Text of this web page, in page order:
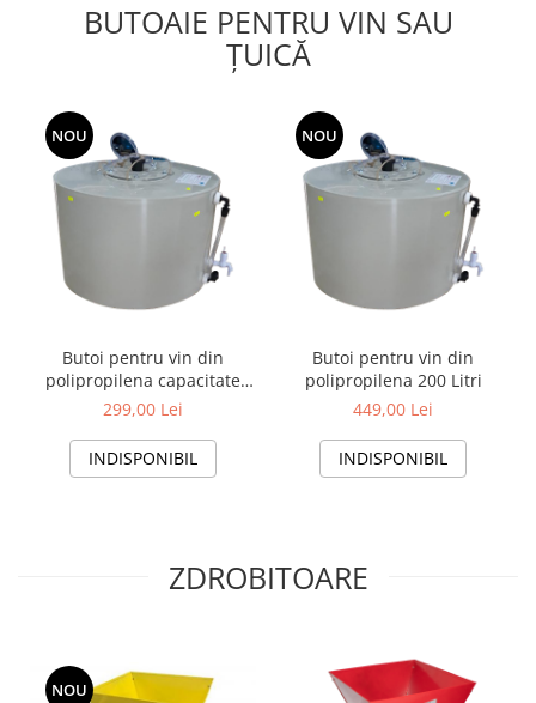
Garduri și porți rezidențiale
Articole de consum industrie
Lacuri si vopsele
Produse decorative
Produse pentru constructii
Aparate pneumatice
Pistoale de vopsit
Compresoare
Scule si accesorii pneumatice
Scule electrice
Bormasini
Aparate de sudura
Capsatoare electrice
Ciocane electro-pneumatice
BUTOAIE PENTRU VIN SAU
ȚUICĂ
NOU
Butoi pentru vin din
polipropilena capacitate
100 Litri
299,00 Lei
INDISPONIBIL
NOU
Butoi pentru vin din
polipropilena 200 Litri
449,00 Lei
INDISPONIBIL
ZDROBITOARE
NOU